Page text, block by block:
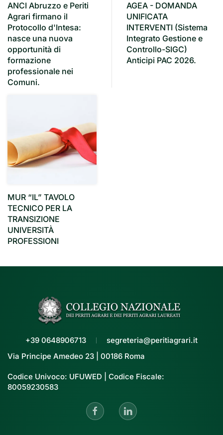
ANCI Abruzzo e Periti
Agrari firmano il
Protocollo d'Intesa:
nasce una nuova
opportunità di
formazione
professionale nei
Comuni.
AGEA - DOMANDA
UNIFICATA
INTERVENTI (Sistema
Integrato Gestione e
Controllo-SIGC)
Anticipi PAC 2026.
MUR “IL” TAVOLO
TECNICO PER LA
TRANSIZIONE
UNIVERSITÀ
PROFESSIONI
+39 0648906713
segreteria@peritiagrari.it
Via Principe Amedeo 23 | 00186 Roma
Codice Univoco: UFUWED | Codice Fiscale:
80059230583